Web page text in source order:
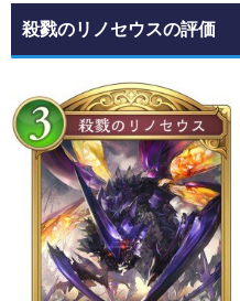
殺戮のリノセウスの評価